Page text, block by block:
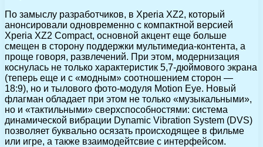
По замыслу разработчиков, в Xperia XZ2, который
анонсировали одновременно с компактной версией
Xperia XZ2 Compact, основной акцент еще больше
смещен в сторону поддержки мультимедиа-контента, а
проще говоря, развлечений. При этом, модернизация
коснулась не только характеристик 5,7-дюймового экрана
(теперь еще и с «модным» соотношением сторон —
18:9), но и тылового фото-модуля Motion Eye. Новый
флагман обладает при этом не только «музыкальными»,
но и «тактильными» сверхспособностями: система
динамической вибрации Dynamic Vibration System (DVS)
позволяет буквально осязать происходящее в фильме
или игре, а также взаимодейтсвие с интерфейсом.